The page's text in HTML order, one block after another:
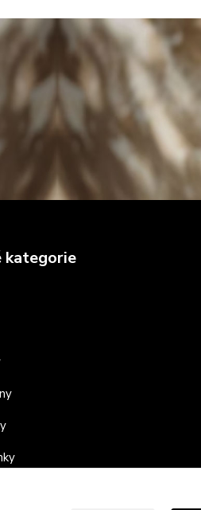
kategorie